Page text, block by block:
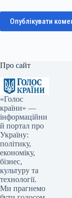
Опублікувати
Про сайт
«Голос
країни» —
інформаційни
й портал про
Україну:
політику,
економіку,
бізнес,
культуру та
технології.
Ми прагнемо